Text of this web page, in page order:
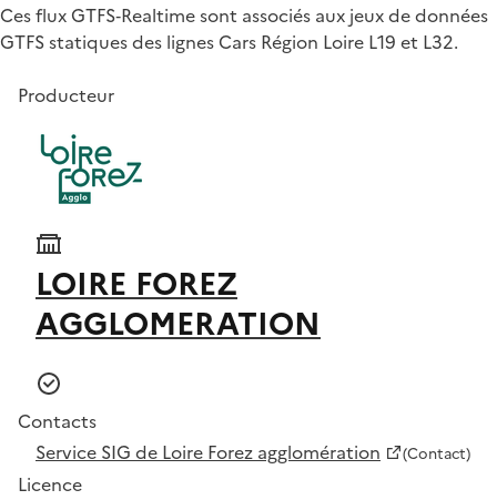
Ces flux GTFS‑Realtime sont associés aux jeux de données
GTFS statiques des lignes Cars Région Loire L19 et L32.
Producteur
LOIRE FOREZ
AGGLOMERATION
Contacts
Service SIG de Loire Forez agglomération
(Contact)
Licence